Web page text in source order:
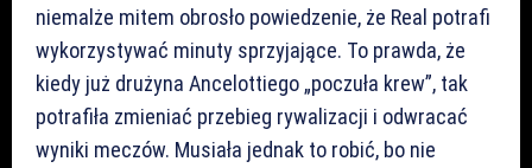
niemalże mitem obrosło powiedzenie, że Real potrafi
wykorzystywać minuty sprzyjające. To prawda, że
kiedy już drużyna Ancelottiego „poczuła krew”, tak
potrafiła zmieniać przebieg rywalizacji i odwracać
wyniki meczów. Musiała jednak to robić, bo nie